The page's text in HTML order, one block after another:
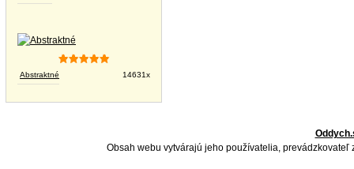
Abstraktné 14631x
Obsah webu vytvárajú jeho používatelia,